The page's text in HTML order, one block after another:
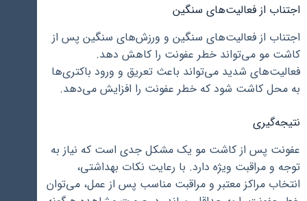
اجتناب از فعالیت‌های سنگین
اجتناب از فعالیت‌های سنگین و ورزش‌های سنگین پس از
کاشت مو می‌تواند خطر عفونت را کاهش دهد.
فعالیت‌های شدید می‌تواند باعث تعریق و ورود باکتری‌ها
به محل کاشت شود که خطر عفونت را افزایش می‌دهد.
نتیجه‌گیری
عفونت پس از کاشت مو یک مشکل جدی است که نیاز به
توجه و مراقبت ویژه دارد. با رعایت نکات بهداشتی،
انتخاب مراکز معتبر و مراقبت مناسب پس از عمل، می‌توان